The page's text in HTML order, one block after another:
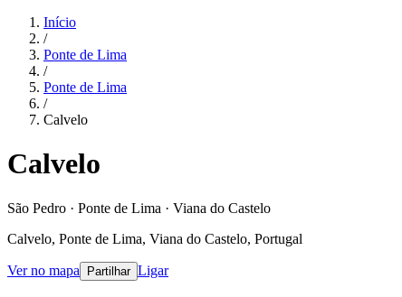
Início
/
Ponte de Lima
/
Ponte de Lima
/
Calvelo
Calvelo
São Pedro · Ponte de Lima · Viana do Castelo
Calvelo, Ponte de Lima, Viana do Castelo, Portugal
Ver no mapa Partilhar Ligar